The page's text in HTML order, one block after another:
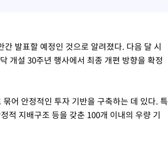
발표할 예정인 것으로 알려졌다. 다음 달 시
개설 30주년 행사에서 최종 개편 방향을 확정
어 안정적인 투자 기반을 구축하는 데 있다. 특
적 지배구조 등을 갖춘 100개 이내의 우량 기